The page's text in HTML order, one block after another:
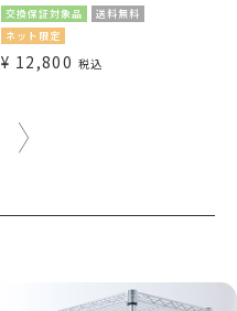
交換保証対象品
送料無料
ネット限定
¥ 12,800 税込